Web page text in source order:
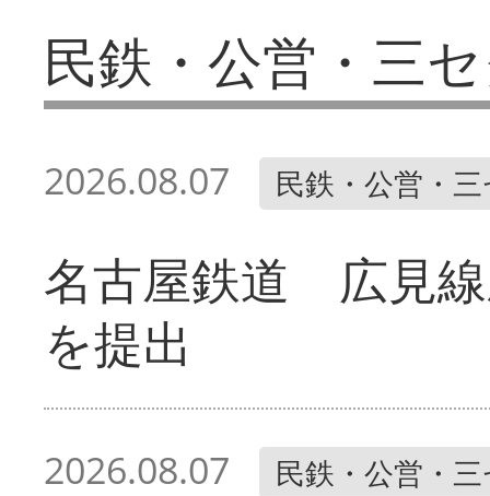
民鉄・公営・三
2026.08.07 民鉄・公営・
名古屋鉄道 広見
を提出
2026.08.07 民鉄・公営・